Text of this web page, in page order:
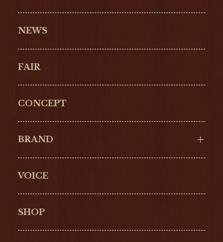
NEWS
FAIR
CONCEPT
BRAND
Cartier
VOICE
SHOP